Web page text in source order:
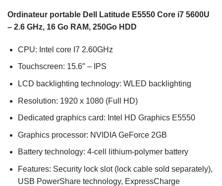
Ordinateur portable Dell Latitude E5550 Core i7 5600U
– 2.6 GHz, 16 Go RAM, 250Go HDD
CPU: Intel core I7 2.60GHz
Touchscreen: 15.6″ – IPS
LCD backlighting technology: WLED backlighting
Resolution: 1920 x 1080 (Full HD)
Dedicated graphics card: Intel HD Graphics E5550
Graphics processor: NVIDIA GeForce 2GB
Battery technology: 4-cell lithium-polymer battery
Features: Security lock slot (lock cable sold separately),
USB PowerShare technology, ExpressCharge